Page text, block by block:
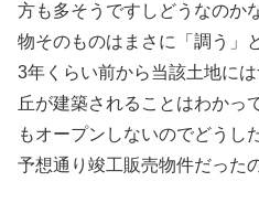
方も多そうですしどうなのか
物そのものはまさに「調う」
3年くらい前から当該土地に
丘が建築されることはわかっ
もオープンしないのでどうし
予想通り竣工販売物件だった